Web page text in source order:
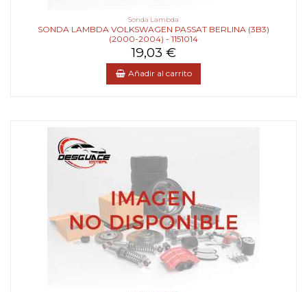
Sonda Lambda
SONDA LAMBDA VOLKSWAGEN PASSAT BERLINA (3B3)
(2000-2004) - 1151014
19,03 €
Añadir al carrito